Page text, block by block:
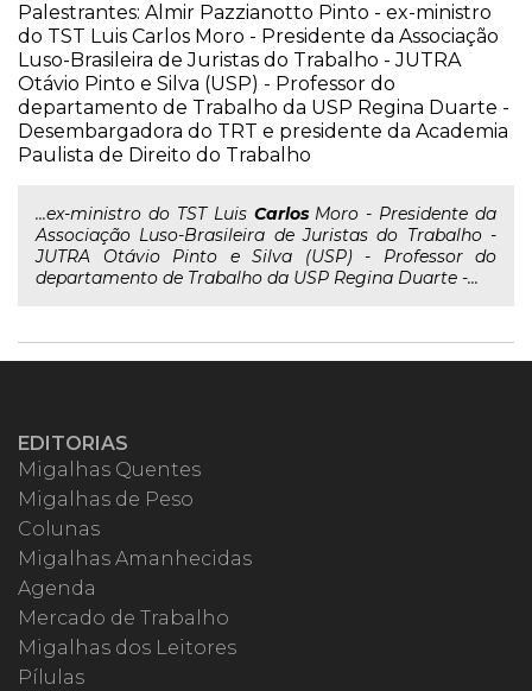
Palestrantes: Almir Pazzianotto Pinto - ex-ministro
do TST Luis Carlos Moro - Presidente da Associação
Luso-Brasileira de Juristas do Trabalho - JUTRA
Otávio Pinto e Silva (USP) - Professor do
departamento de Trabalho da USP Regina Duarte -
Desembargadora do TRT e presidente da Academia
Paulista de Direito do Trabalho
...ex-ministro do TST Luis CarlosMoro - Presidente da
Associação Luso-Brasileira de Juristas do Trabalho -
JUTRA Otávio Pinto e Silva (USP) - Professor do
departamento de Trabalho da USP Regina Duarte -...
EDITORIAS
Migalhas Quentes
Migalhas de Peso
Colunas
Migalhas Amanhecidas
Agenda
Mercado de Trabalho
Migalhas dos Leitores
Pílulas